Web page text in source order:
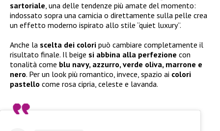
sartoriale , una delle tendenze più amate del momento:
indossato sopra una camicia o direttamente sulla pelle crea
un effetto moderno ispirato allo stile “quiet luxury”.
Anche la scelta dei colori può cambiare completamente il
risultato finale. Il beige si abbina alla perfezione con
tonalità come blu navy, azzurro, verde oliva, marrone e
nero. Per un look più romantico, invece, spazio ai colori
pastello come rosa cipria, celeste e lavanda.